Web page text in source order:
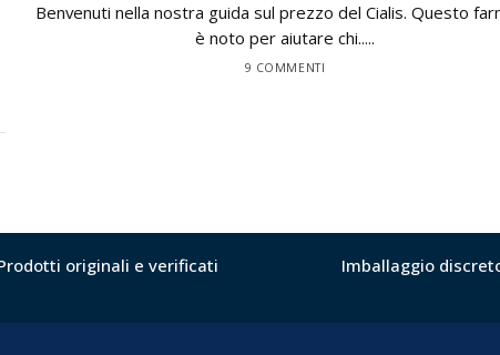
Benvenuti nella nostra guida sul prezzo del Cialis. Questo
è noto per aiutare chi.....
9 COMMENTI
originali e verificati Imballaggio